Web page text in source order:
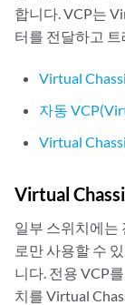
합니다. VCP는
터를 전달하고
Virtual
자동
Virtual
Virtual
일부 스위치에는
로만 사용할 수
니다. 전용 VCP
치를 Virtual